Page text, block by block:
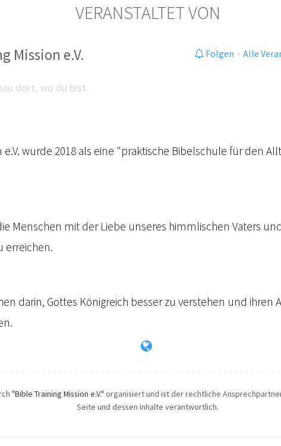
VERANSTALTET VON
Mission e.V. Folgen · Alle
dort, wo du bist.
e.V. wurde 2018 als eine "praktische Bibelschule für den
Menschen mit der Liebe unseres himmlischen Vaters
erreichen.
darin, Gottes Königreich besser zu verstehen und ihren
"Bible Training Mission e.V." organisiert und ist der rechtliche
Seite und dessen Inhalte verantwortlich.